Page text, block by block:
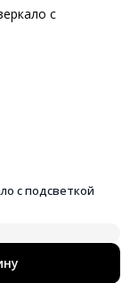
с подсветкой